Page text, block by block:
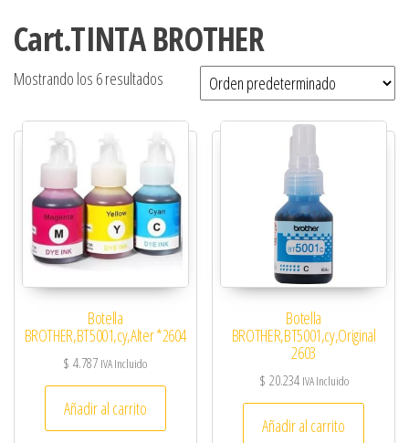
Cart.TINTA BROTHER
Mostrando los 6 resultados
Botella
BROTHER,BT5001,cy,Alter *2604
$ 4.787 IVA Incluido
Añadir al carrito
Botella
BROTHER,BT5001,cy,Original
2603
$ 20.234 IVA Incluido
Añadir al carrito